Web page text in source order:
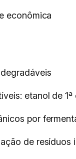
econômica
etanol de 1ª
por
de resíduos